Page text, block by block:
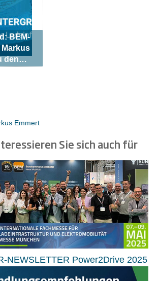
BEM-
den…
Emmert
Sie sich auch für
NEWSLETTER Power2Drive 2025